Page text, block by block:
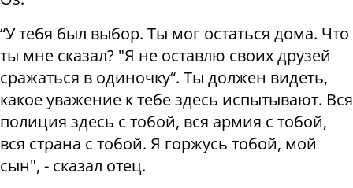
“У тебя был выбор. Ты мог остаться дома. Что
ты мне сказал? "Я не оставлю своих друзей
сражаться в одиночку“. Ты должен видеть,
какое уважение к тебе здесь испытывают. Вся
полиция здесь с тобой, вся армия с тобой,
вся страна с тобой. Я горжусь тобой, мой
сын", - сказал отец.